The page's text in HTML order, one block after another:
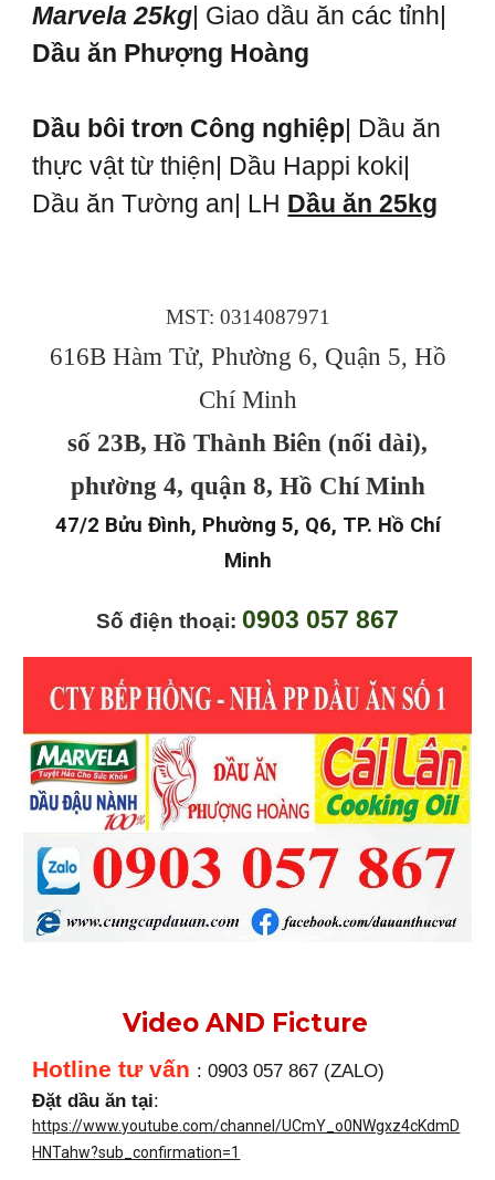
Marvela 25kg| Giao dầu ăn các tỉnh|
Dầu ăn Phượng Hoàng
Dầu bôi trơn Công nghiệp| Dầu ăn
thực vật từ thiện| Dầu Happi koki|
Dầu ăn Tường an| LH Dầu ăn 25kg
MST: 0314087971
616B Hàm Tử, Phường 6, Quận 5, Hồ
Chí Minh
số 23B, Hồ Thành Biên (nối dài),
phường 4, quận 8, Hồ Chí Minh
47/2 Bửu Đình, Phường 5, Q6, TP. Hồ Chí
Minh
Số điện thoại: 0903 057 867
Video AND Ficture
Hotline tư vấn : 0903 057 867 (ZALO)
Đặt dầu ăn tại:
https://www.youtube.com/channel/UCmY_o0NWgxz4cKdmD
HNTahw?sub_confirmation=1